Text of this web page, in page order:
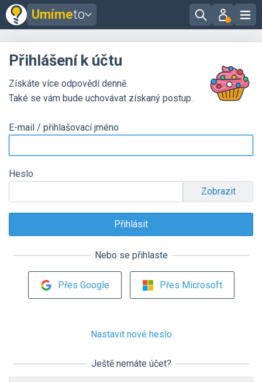
Umímeto
Přihlášení k účtu
Získáte více odpovědí denně.
Také se vám bude uchovávat získaný postup.
E-mail / přihlašovací jméno
Heslo
Zobrazit
Nebo se přihlaste
Přes Google Přes Microsoft
Nastavit nové heslo
Ještě nemáte účet?